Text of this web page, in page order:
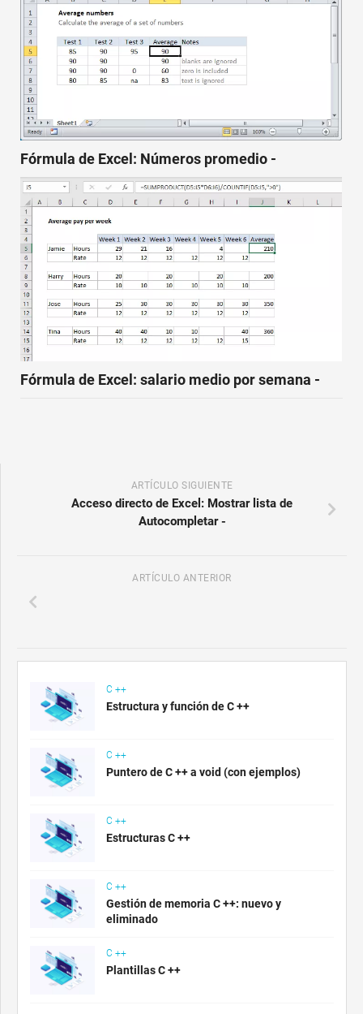
Fórmula de Excel: Números promedio -
Fórmula de Excel: salario medio por semana -
ARTÍCULO SIGUIENTE
Acceso directo de Excel: Mostrar lista de
Autocompletar -
ARTÍCULO ANTERIOR
C ++
Estructura y función de C ++
C ++
Puntero de C ++ a void (con ejemplos)
C ++
Estructuras C ++
C ++
Gestión de memoria C ++: nuevo y
eliminado
C ++
Plantillas C ++